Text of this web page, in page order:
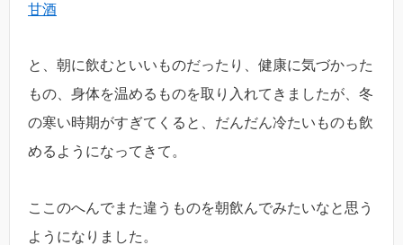
甘酒
と、朝に飲むといいものだったり、健康に気づかった
もの、身体を温めるものを取り入れてきましたが、冬
の寒い時期がすぎてくると、だんだん冷たいものも飲
めるようになってきて。
ここのへんでまた違うものを朝飲んでみたいなと思う
ようになりました。